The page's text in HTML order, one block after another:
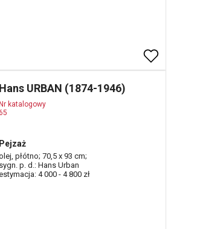
Hans URBAN (1874-1946)
Nr katalogowy
Pejzaż
płótno; 70,5 x 93 cm;
sygn. p. d.: Hans Urban
4 000 - 4 800 zł